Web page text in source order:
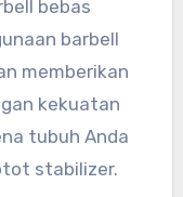
bebas
barbell
memberikan
kekuatan
tubuh Anda
stabilizer.